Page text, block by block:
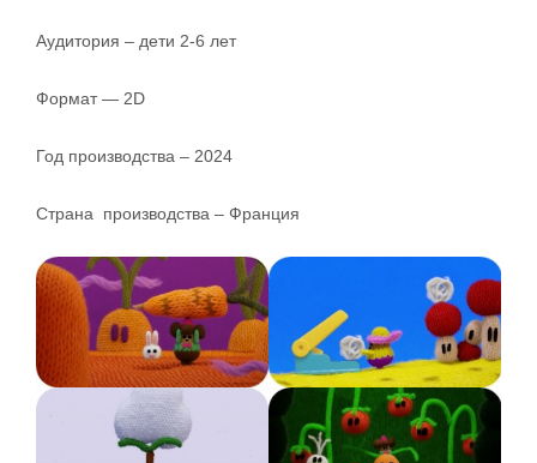
Аудитория – дети 2-6 лет
Формат — 2D
Год производства – 2024
Страна производства – Франция